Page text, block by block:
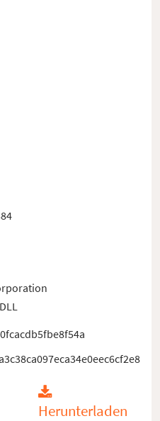
Herunterladen